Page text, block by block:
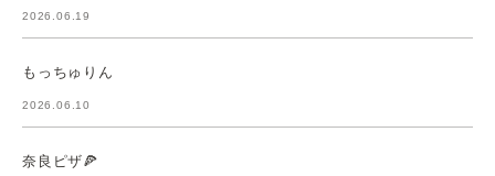
2026.06.19
もっちゅりん
2026.06.10
奈良ピザ🍕